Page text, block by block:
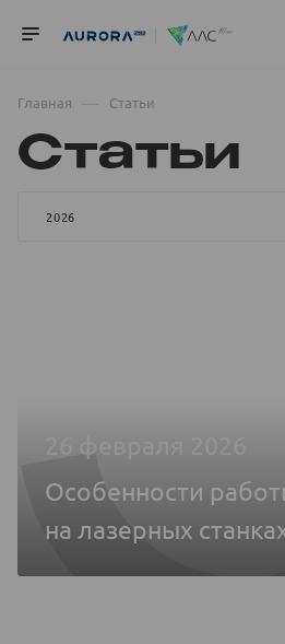
Главная Статьи
Статьи
2026
Особенности
на лазерных